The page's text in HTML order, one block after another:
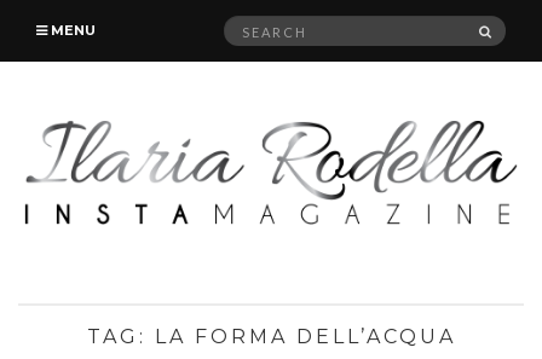
MENU
Search
TAG: LA FORMA DELL’ACQUA